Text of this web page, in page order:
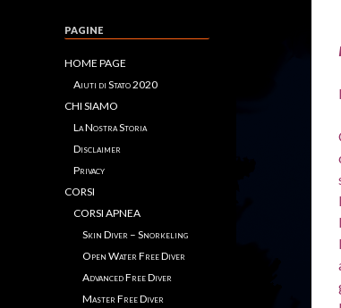
PAGINE
HOME PAGE
Aiuti di Stato 2020
CHI SIAMO
La Nostra Storia
Disclaimer
Privacy
CORSI
CORSI APNEA
Skin Diver – Snorkeling
Open Water Free Diver
Advanced Free Diver
Master Free Diver